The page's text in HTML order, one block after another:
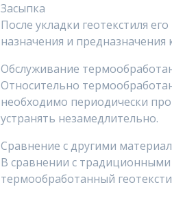
Засыпка
После укладки геотекстиля
назначения и предназначения
Обслуживание
Относительно
необходимо периодически
устранять незамедлительно.
Сравнение с другими
В сравнении с
термообработанный